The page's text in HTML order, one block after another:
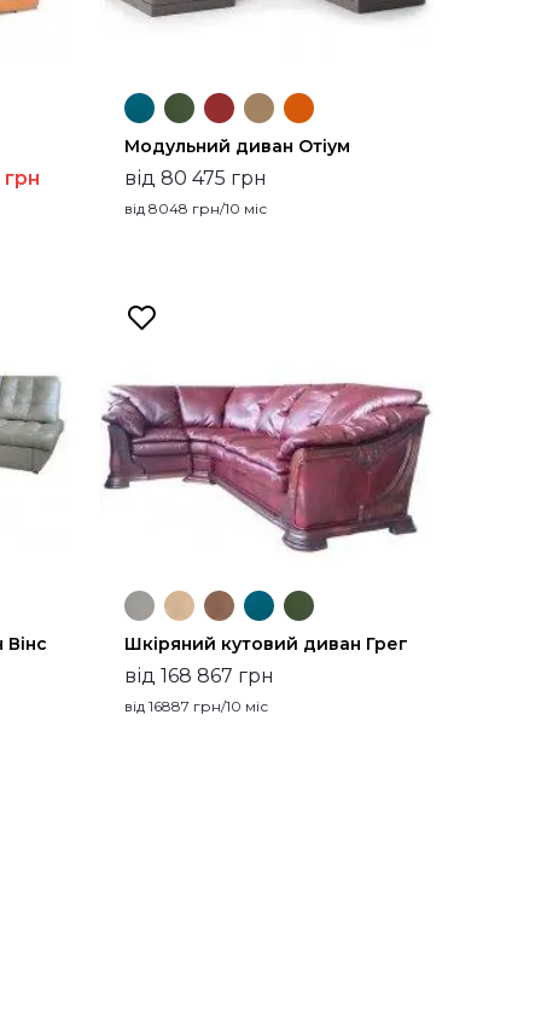
грн
Модульний диван Отіум
від 80 475 грн
від 8048 грн/10 міс
Шкіряний кутовий диван Грег
від 168 867 грн
від 16887 грн/10 міс